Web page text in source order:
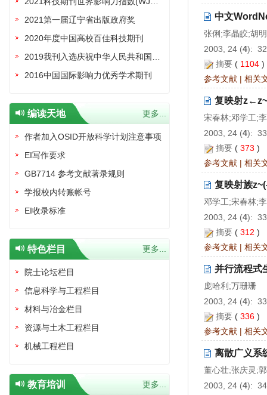
中文
张俐;李晶皎;胡
2003, 24 (4):
摘要 ( 1104
参考文献 | 相关
复映射
宋春林;邓学工;
2003, 24 (4):
摘要 ( 373 )
参考文献 | 相关
复映射族
邓学工;宋春林;
2003, 24 (4):
摘要 ( 312 )
参考文献 | 相关
并行流程式
庞哈利;万珊珊
2003, 24 (4):
摘要 ( 336 )
参考文献 | 相关
离散广义系
董心壮;张庆灵;
2003, 24 (4):
2021第一届辽宁省出版政府奖
2020年度中国高校百佳科技期刊
2016中国国际影响力优秀学术期刊
编读天地 更多...
作者加入OSID开放科学计划注意事项
EI写作要求
GB7714 参考文献著录规则
学报校内转账帐号
EI收录标准
特色栏目 更多...
院士论坛栏目
信息科学与工程栏目
材料与冶金栏目
资源与土木工程栏目
机械工程栏目
教育培训 更多...